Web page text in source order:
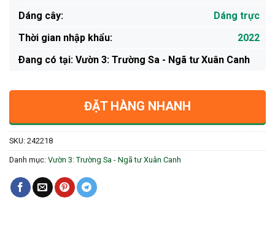
Dáng cây:
Dáng trực
Thời gian nhập khẩu:
2022
Ðang có tại: Vườn 3: Trường Sa - Ngã tư Xuân Canh
ĐẶT HÀNG NHANH
SKU: 242218
Danh mục: Vườn 3: Trường Sa - Ngã tư Xuân Canh